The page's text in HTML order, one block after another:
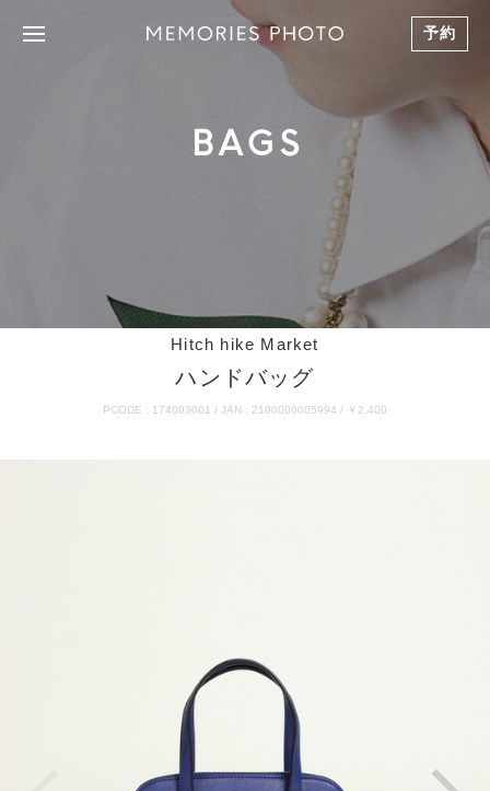
予約
BAGS
Hitch hike Market
ハンドバッグ
PCODE : 174003001 / JAN : 2100000005994 / ￥2,400